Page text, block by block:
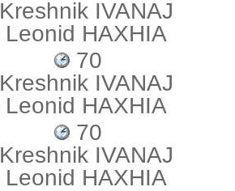
Kreshnik IVANAJ
Leonid HAXHIA
70
Kreshnik IVANAJ
Leonid HAXHIA
70
Kreshnik IVANAJ
Leonid HAXHIA